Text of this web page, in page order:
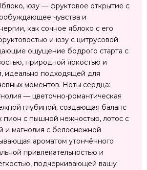
юзу — фруктовое открытие с
чувства и
как сочное яблоко с его
и юзу с цитрусовой
ощущение бодрого старта с
природной яркостью и
идеально подходящей для
моментов. Ноты сердца:
— цветочно-романтическая
глубиной, создающая баланс
пион с пышной нежностью, лотос с
и магнолия с белоснежной
ароматом утончённого
привлекательностью и
подчеркивающей вашу